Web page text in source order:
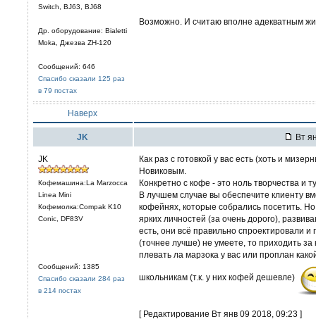
Switch, BJ63, BJ68
Др. оборудование: Bialetti
Moka, Джезва ZH-120
Сообщений: 646
Спасибо сказали 125 раз
в 79 постах
Возможно. И считаю вполне адекватным
Наверх
JK Вт
JK
Кофемашина:La Marzocca
Linea Mini
Кофемолка:Compak K10
Conic, DF83V
Сообщений: 1385
Спасибо сказали 284 раз
в 214 постах
Как раз с готовкой у вас есть (хоть и
Новиковым.
Конкретно с кофе - это ноль творчества и
В лучшем случае вы обеспечите клиенту
кофейнях, которые собрались посетить.
ярких личностей (за очень дорого),
есть, они всё правильно спроектировали и
(точнее лучше) не умеете, то приходить
плевать ла марзока у вас или проплан
школьникам (т.к. у них кофей дешевле)
[ Редактирование Вт янв 09 2018, 09:23 ]